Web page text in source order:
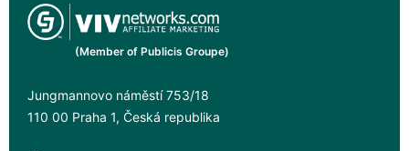
(Member of Publicis Groupe)
Jungmannovo náměstí 753/18
110 00 Praha 1, Česká republika